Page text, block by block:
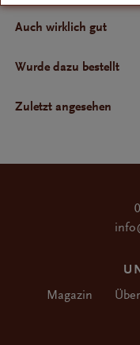
Auch wirklich gut
Wurde dazu bestellt
Zuletzt angesehen
Magazin